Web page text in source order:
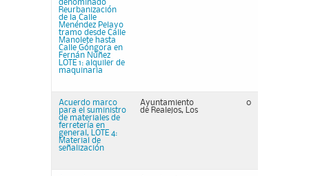
denominado
Reurbanización
de la Calle
Menéndez Pelayo
tramo desde Calle
Manolete hasta
Calle Góngora en
Fernán Núñez
LOTE 1: alquiler de
maquinaria
Acuerdo marco
para el suministro
de materiales de
ferretería en
general, LOTE 4:
Material de
señalización
Ayuntamiento
de Realejos, Los
0